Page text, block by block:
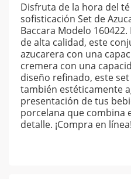
Disfruta de la hora del
sofisticación Set de
Baccara Modelo
de alta calidad, este
azucarera con una
cremera con una
diseño refinado, este
también estéticamente
presentación de tus
porcelana que combina
detalle. ¡Compra en línea!